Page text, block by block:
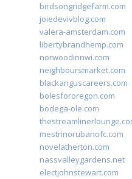
birdsongridgefarm.com
joiedevivblog.com
valera-amsterdam.com
libertybrandhemp.com
norwoodinnwi.com
neighboursmarket.com
blackanguscareers.com
bolesfororegon.com
bodega-ole.com
mestrinorubanofc.com
novelatherton.com
nassvalleygardens.net
electjohnstewart.com